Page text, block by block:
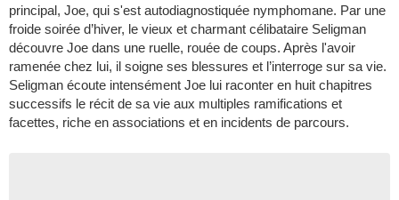
principal, Joe, qui s'est autodiagnostiquée nymphomane. Par une
froide soirée d’hiver, le vieux et charmant célibataire Seligman
découvre Joe dans une ruelle, rouée de coups. Après l'avoir
ramenée chez lui, il soigne ses blessures et l’interroge sur sa vie.
Seligman écoute intensément Joe lui raconter en huit chapitres
successifs le récit de sa vie aux multiples ramifications et
facettes, riche en associations et en incidents de parcours.